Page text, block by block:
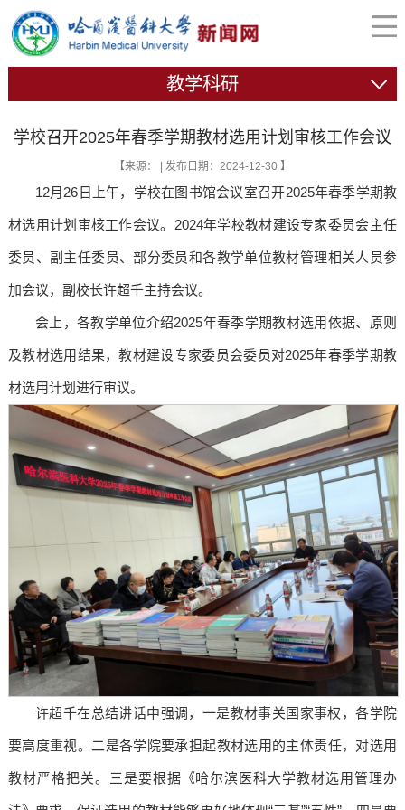
教学科研
学校召开2025年春季学期教材选用计划审核工作会议
【来源： | 发布日期：2024-12-30 】
12月26日上午，学校在图书馆会议室召开2025年春季学期教
材选用计划审核工作会议。2024年学校教材建设专家委员会主任
委员、副主任委员、部分委员和各教学单位教材管理相关人员参
加会议，副校长许超千主持会议。
会上，各教学单位介绍2025年春季学期教材选用依据、原则
及教材选用结果，教材建设专家委员会委员对2025年春季学期教
材选用计划进行审议。
许超千在总结讲话中强调，一是教材事关国家事权，各学院
要高度重视。二是各学院要承担起教材选用的主体责任，对选用
教材严格把关。三是要根据《哈尔滨医科大学教材选用管理办